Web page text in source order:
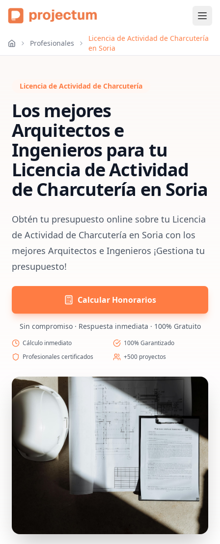
Profesionales
Licencia de Actividad de Charcutería
en Soria
Licencia de Actividad de Charcutería
Los mejores
Arquitectos e
Ingenieros para tu
Licencia de Actividad
de Charcutería en Soria
Obtén tu presupuesto online sobre tu Licencia
de Actividad de Charcutería en Soria con los
mejores Arquitectos e Ingenieros ¡Gestiona tu
presupuesto!
Calcular Honorarios
Sin compromiso · Respuesta inmediata · 100% Gratuito
Cálculo inmediato
100% Garantizado
Profesionales certificados
+500 proyectos